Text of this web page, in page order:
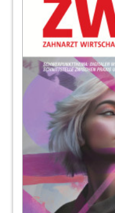
Trends
126Tegtmeier
Kleinanzeigen
130 Wissensscheck